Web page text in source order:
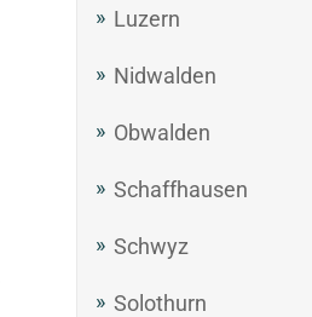
Luzern
Nidwalden
Obwalden
Schaffhausen
Schwyz
Solothurn